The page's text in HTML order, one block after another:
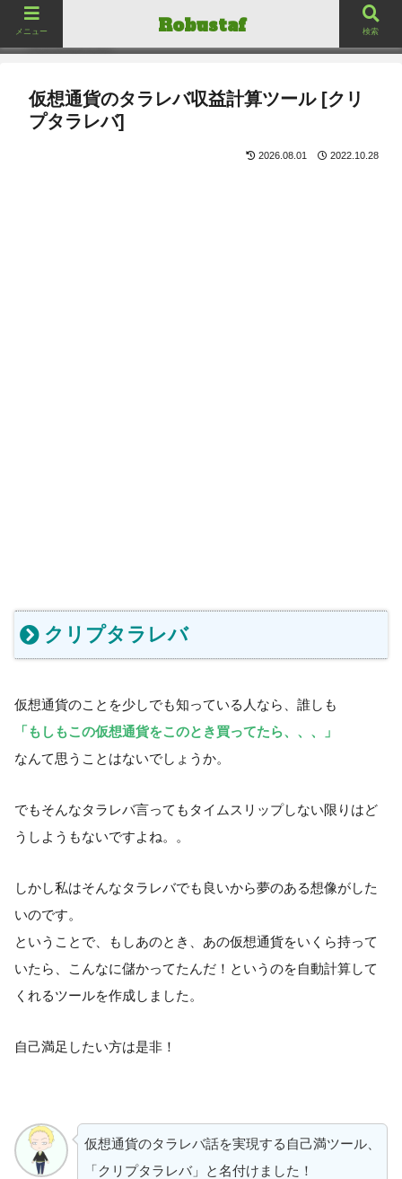
ロバスタフ
Robustaf
仮想通貨のタラレバ収益計算ツール [クリ
プタラレバ]
2026.08.01 2022.10.28
クリプタラレバ
仮想通貨のことを少しでも知っている人なら、誰しも
「もしもこの仮想通貨をこのとき買ってたら、、、」
なんて思うことはないでしょうか。
でもそんなタラレバ言ってもタイムスリップしない限りはど
うしようもないですよね。。
しかし私はそんなタラレバでも良いから夢のある想像がした
いのです。
ということで、もしあのとき、あの仮想通貨をいくら持って
いたら、こんなに儲かってたんだ！というのを自動計算して
くれるツールを作成しました。
自己満足したい方は是非！
仮想通貨のタラレバ話を実現する自己満ツール、
「クリプタラレバ」と名付けました！
メニュー Robustaf 検索